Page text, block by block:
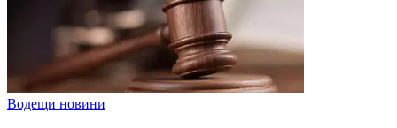
Водещи новини